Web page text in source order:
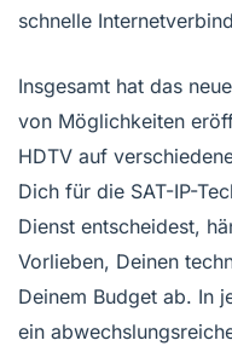
schnelle
Insgesamt hat das
von Möglichkeiten
HDTV auf
Dich für die SAT-IP-
Dienst entscheidest,
Vorlieben, Deinen
Deinem Budget ab. In
ein